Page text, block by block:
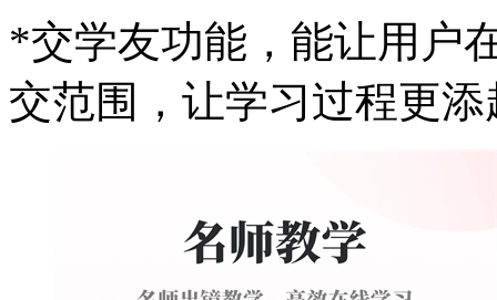
*交学友功能，能让用户
交范围，让学习过程更